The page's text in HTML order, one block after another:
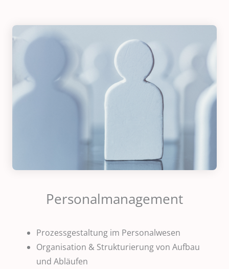
Personalmanagement
Prozessgestaltung im Personalwesen
Organisation & Strukturierung von Aufbau
und Abläufen